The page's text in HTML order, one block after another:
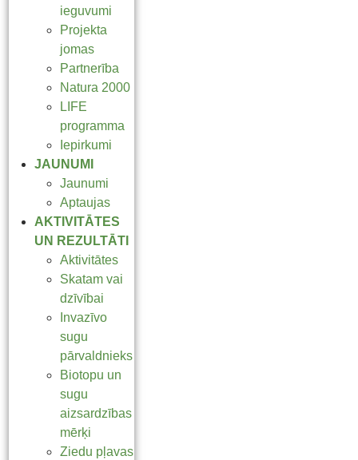
ieguvumi
Projekta
jomas
Partnerība
Natura 2000
LIFE
programma
Iepirkumi
JAUNUMI
Jaunumi
Aptaujas
AKTIVITĀTES
UN REZULTĀTI
Aktivitātes
Skatam vai
dzīvībai
Invazīvo
sugu
pārvaldnieks
Biotopu un
sugu
aizsardzības
mērķi
Ziedu pļavas